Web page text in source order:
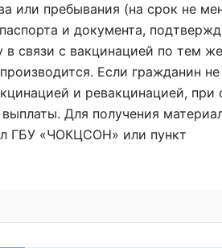
или пребывания (на срок не
и документа,
связи с вакцинацией по тем же
Если гражданин
и ревакцинацией,
Для получения
ГБУ «ЧОКЦСОН» или пункт